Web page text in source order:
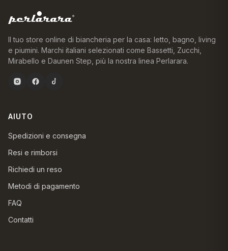
Il tuo store online di biancheria per la casa: letto, bagno, living
e piumini. Marchi italiani selezionati come Bassetti, Zucchi,
Mirabello e Daunen Step, più la nostra linea Perlarara.
AIUTO
Spedizioni e consegna
Resi e rimborsi
Richiedi un reso
Metodi di pagamento
FAQ
Contatti